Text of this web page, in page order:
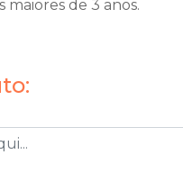
maiores de 3 anos.